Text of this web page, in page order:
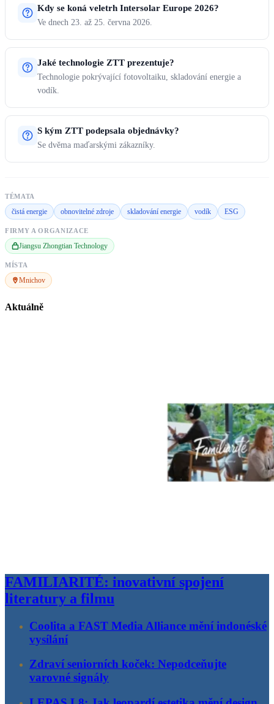
Kdy se koná veletrh Intersolar Europe 2026?
Ve dnech 23. až 25. června 2026.
Jaké technologie ZTT prezentuje?
Technologie pokrývající fotovoltaiku, skladování energie a
vodík.
S kým ZTT podepsala objednávky?
Se dvěma maďarskými zákazníky.
TÉMATA
čistá energie obnovitelné zdroje skladování energie vodík ESG
FIRMY A ORGANIZACE
Jiangsu Zhongtian Technology
MÍSTA
Mnichov
Aktuálně
FAMILIARITÉ: inovativní spojení
literatury a filmu
Coolita a FAST Media Alliance mění indonéské
vysílání
Zdraví seniorních koček: Nepodceňujte
varovné signály